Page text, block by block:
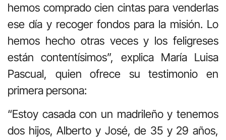
hemos comprado cien cintas para venderlas
ese día y recoger fondos para la misión. Lo
hemos hecho otras veces y los feligreses
están contentísimos”, explica María Luisa
Pascual, quien ofrece su testimonio en
primera persona:
“Estoy casada con un madrileño y tenemos
dos hijos, Alberto y José, de 35 y 29 años,